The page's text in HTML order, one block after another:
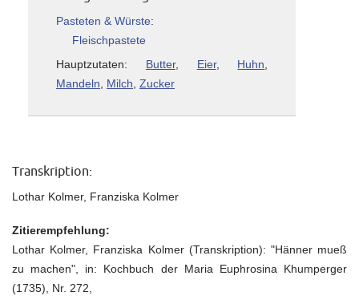
Pasteten & Würste:
Fleischpastete
Hauptzutaten: Butter, Eier, Huhn,
Mandeln, Milch, Zucker
Transkription:
Lothar Kolmer, Franziska Kolmer
Zitierempfehlung:
Lothar Kolmer, Franziska Kolmer (Transkription): "Hänner mueß
zu machen", in: Kochbuch der Maria Euphrosina Khumperger
(1735), Nr. 272,